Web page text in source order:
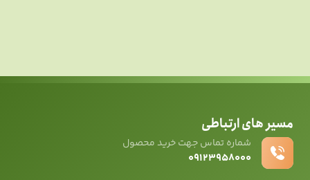
مسیر های ارتباطی
شماره تماس جهت خرید محصول
۰۹۱۲۳۹۵۸۰۰۰